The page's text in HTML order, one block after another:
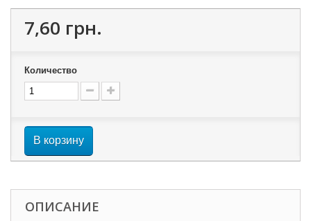
7,60 грн.
Количество
В корзину
ОПИСАНИЕ